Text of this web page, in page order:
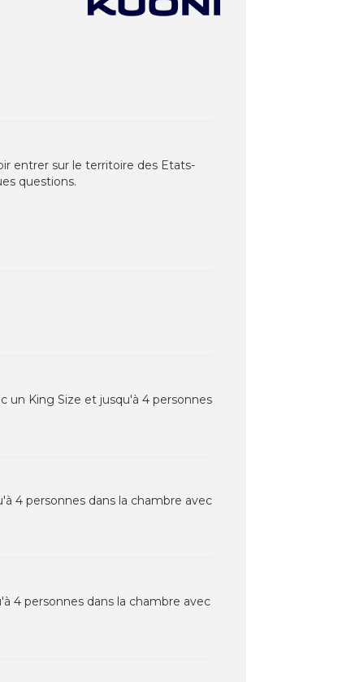
entrer sur le territoire des Etats-
questions.
un King Size et jusqu'à 4 personnes
4 personnes dans la chambre avec
4 personnes dans la chambre avec